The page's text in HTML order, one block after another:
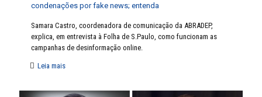
condenações por fake news; entenda
Samara Castro, coordenadora de comunicação da ABRADEP,
explica, em entrevista à Folha de S.Paulo, como funcionam as
campanhas de desinformação online.
Leia mais